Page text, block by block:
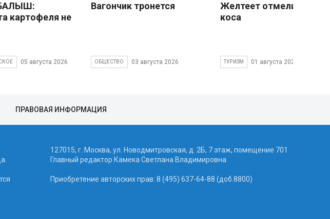
картофеля не
05 августа 2026
Вагончик тронется
ОБЩЕСТВО 03 августа 2026
Желтеет отмели
коса
ТУРИЗМ 01 августа 2026
ПРАВОВАЯ ИНФОРМАЦИЯ
127015, г. Москва, ул. Новодмитровская, д. 2Б, 7 этаж, помещение 701
Главный редактор Камека Светлана Владимировна
Приобретение авторских прав: 8 (495) 637-64-88 (доб.8800)